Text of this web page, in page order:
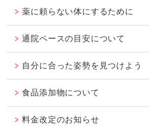
薬に頼らない体にするために
通院ペースの目安について
自分に合った姿勢を見つけよう
食品添加物について
料金改定のお知らせ